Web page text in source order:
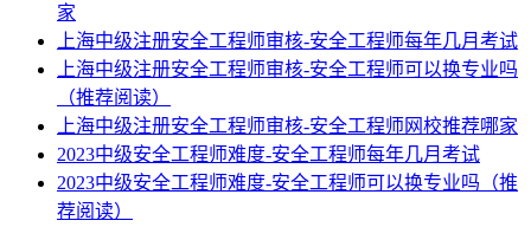
家
上海中级注册安全工程师审核-安全工程师每年几月考试
上海中级注册安全工程师审核-安全工程师可以换专业吗
（推荐阅读）
上海中级注册安全工程师审核-安全工程师网校推荐哪家
2023中级安全工程师难度-安全工程师每年几月考试
2023中级安全工程师难度-安全工程师可以换专业吗（推
荐阅读）